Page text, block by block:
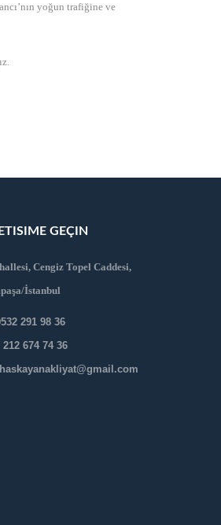
yoğun trafiğine ve
GEÇIN
Cengiz Topel Caddesi,
İstanbul
291 98 36
212 674 74 36